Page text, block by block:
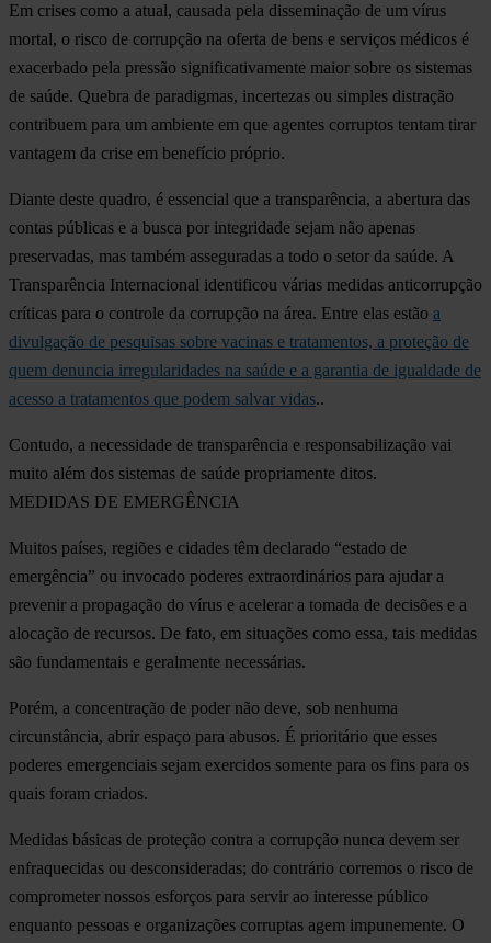
Em crises como a atual, causada pela disseminação de um vírus
mortal, o risco de corrupção na oferta de bens e serviços médicos é
exacerbado pela pressão significativamente maior sobre os sistemas
de saúde. Quebra de paradigmas, incertezas ou simples distração
contribuem para um ambiente em que agentes corruptos tentam tirar
vantagem da crise em benefício próprio.
Diante deste quadro, é essencial que a transparência, a abertura das
contas públicas e a busca por integridade sejam não apenas
preservadas, mas também asseguradas a todo o setor da saúde. A
Transparência Internacional identificou várias medidas anticorrupção
críticas para o controle da corrupção na área. Entre elas estão a
divulgação de pesquisas sobre vacinas e tratamentos, a proteção de
quem denuncia irregularidades na saúde e a garantia de igualdade de
acesso a tratamentos que podem salvar vidas..
Contudo, a necessidade de transparência e responsabilização vai
muito além dos sistemas de saúde propriamente ditos.
MEDIDAS DE EMERGÊNCIA
Muitos países, regiões e cidades têm declarado “estado de
emergência” ou invocado poderes extraordinários para ajudar a
prevenir a propagação do vírus e acelerar a tomada de decisões e a
alocação de recursos. De fato, em situações como essa, tais medidas
são fundamentais e geralmente necessárias.
Porém, a concentração de poder não deve, sob nenhuma
circunstância, abrir espaço para abusos. É prioritário que esses
poderes emergenciais sejam exercidos somente para os fins para os
quais foram criados.
Medidas básicas de proteção contra a corrupção nunca devem ser
enfraquecidas ou desconsideradas; do contrário corremos o risco de
comprometer nossos esforços para servir ao interesse público
enquanto pessoas e organizações corruptas agem impunemente. O